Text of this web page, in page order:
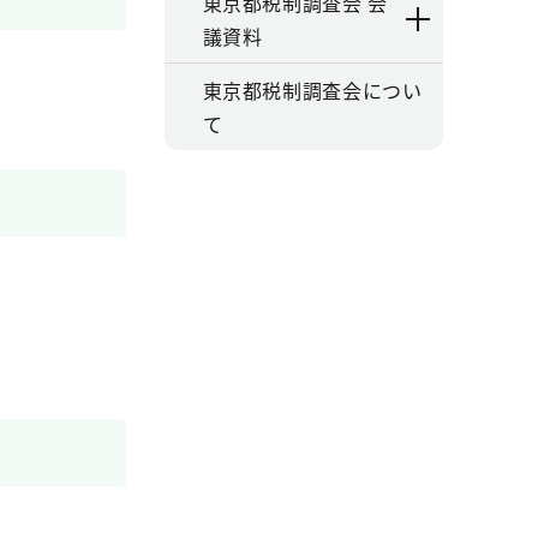
議資料
東京都税制調査会につい
て